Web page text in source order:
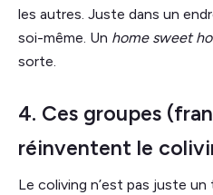
les autres. Juste dans un
soi-même. Un home sweet
sorte.
4. Ces groupes
réinventent le
Le coliving n’est pas juste